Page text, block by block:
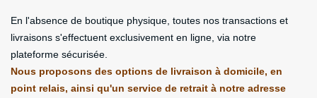
En l'absence de boutique physique, toutes nos transactions et
livraisons s'effectuent exclusivement en ligne, via notre
plateforme sécurisée.
Nous proposons des options de livraison à domicile, en
point relais, ainsi qu'un service de retrait à notre adresse